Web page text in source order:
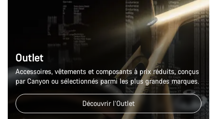
Outlet
Accessoires, vêtements et composants à prix réduits, conçus
par Canyon ou sélectionnés parmi les plus grandes marques.
Découvrir l’Outlet